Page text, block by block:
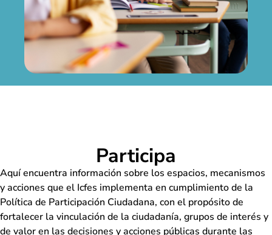
Participa
Aquí encuentra información sobre los espacios, mecanismos
y acciones que el Icfes implementa en cumplimiento de la
Política de Participación Ciudadana, con el propósito de
fortalecer la vinculación de la ciudadanía, grupos de interés y
de valor en las decisiones y acciones públicas durante las